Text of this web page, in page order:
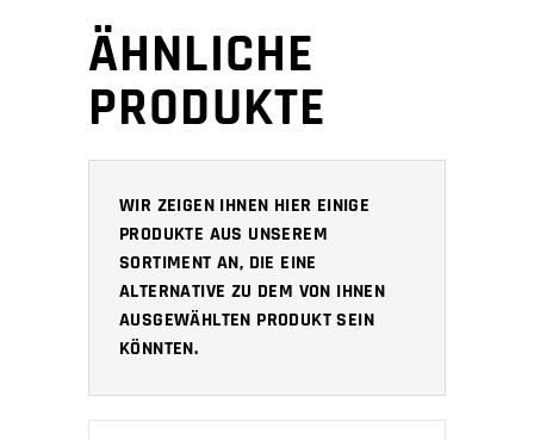
ÄHNLICHE
PRODUKTE
WIR ZEIGEN IHNEN HIER EINIGE
PRODUKTE AUS UNSEREM
SORTIMENT AN, DIE EINE
ALTERNATIVE ZU DEM VON IHNEN
AUSGEWÄHLTEN PRODUKT SEIN
KÖNNTEN.